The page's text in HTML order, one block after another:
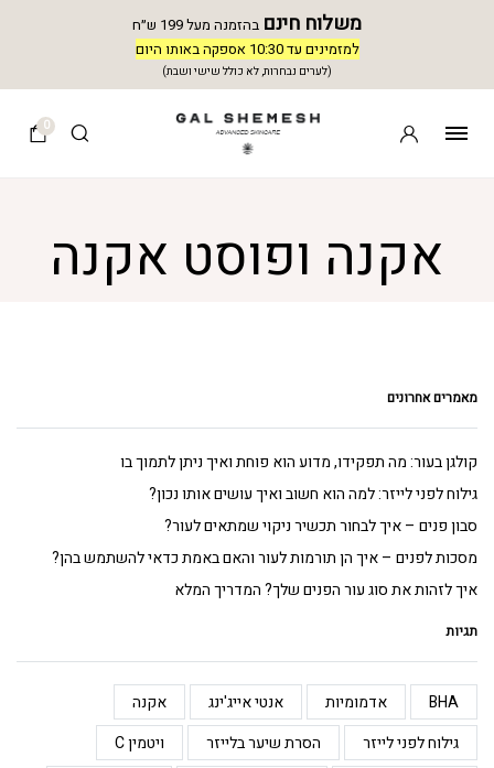
משלוח חינם בהזמנה מעל 199 ש״ח
למזמינים עד 10:30 אספקה באותו היום
(לערים נבחרות, לא כולל שישי ושבת)
0
אקנה ופוסט אקנה
מאמרים אחרונים
קולגן בעור: מה תפקידו, מדוע הוא פוחת ואיך ניתן לתמוך בו
גילוח לפני לייזר: למה הוא חשוב ואיך עושים אותו נכון?
סבון פנים – איך לבחור תכשיר ניקוי שמתאים לעור?
מסכות לפנים – איך הן תורמות לעור והאם באמת כדאי להשתמש בהן?
איך לזהות את סוג עור הפנים שלך? המדריך המלא
תגיות
BHA אדמומיות אנטי אייג'ינג
אקנה
גילוח לפני לייזר
הסרת שיער בלייזר
ויטמין C